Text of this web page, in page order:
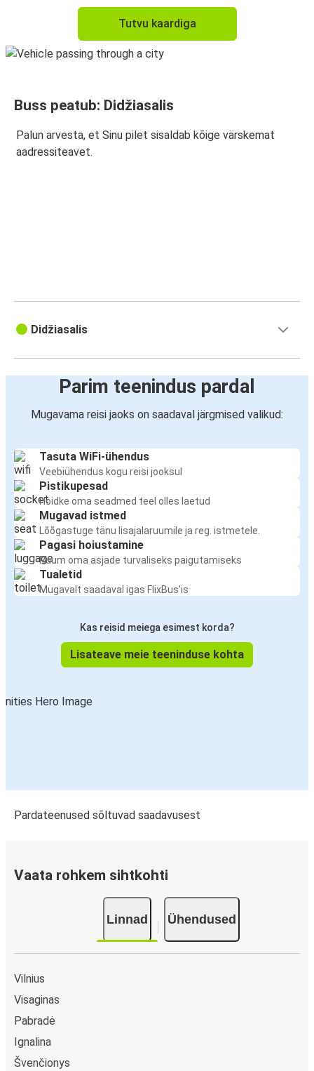
Tutvu kaardiga
Buss peatub: Didžiasalis
Palun arvesta, et Sinu pilet sisaldab kõige värskemat
aadressiteavet.
Didžiasalis
Parim teenindus pardal
Mugavama reisi jaoks on saadaval järgmised valikud:
Tasuta WiFi-ühendus
Veebiühendus kogu reisi jooksul
Pistikupesad
Hoidke oma seadmed teel olles laetud
Mugavad istmed
Lõõgastuge tänu lisajalaruumile ja reg. istmetele.
Pagasi hoiustamine
Ruum oma asjade turvaliseks paigutamiseks
Tualetid
Mugavalt saadaval igas FlixBus'is
Kas reisid meiega esimest korda?
Lisateave meie teeninduse kohta
Pardateenused sõltuvad saadavusest
Vaata rohkem sihtkohti
Linnad Ühendused
Vilnius
Visaginas
Pabradė
Ignalina
Švenčionys